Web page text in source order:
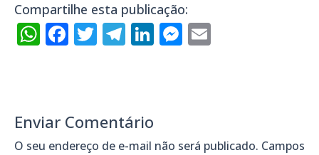
Compartilhe esta publicação:
WhatsApp
Facebook
Twitter
Telegram
LinkedIn
Messenger
Enviar Comentário
O seu endereço de e-mail não será publicado. Campos